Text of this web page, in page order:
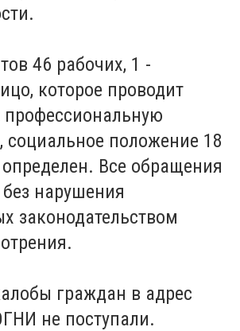
46 рабочих, 1 -
которое проводит
социальное положение 18
Все обращения
нарушения
законодательством
граждан в адрес
не поступали.